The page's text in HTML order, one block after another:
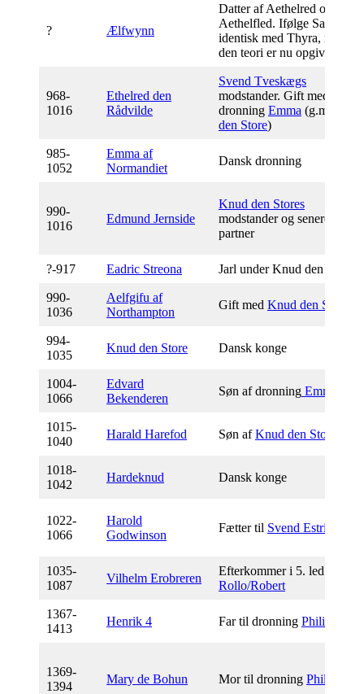
? Ælfwynn
Datter af Aethelred og
Aethelfled. Ifølge Saxo
identisk med Thyra, men
den teori er nu opgivet.
968-
1016
Ethelred den
Rådvilde
Svend Tveskægs
modstander. Gift med
dronning Emma (g.m.
den Store)
985-
1052
Emma af
Normandiet
Dansk dronning
990-
1016
Edmund Jernside
Knud den Stores
modstander og senere
partner
?-917 Eadric Streona Jarl under Knud den Store
990-
1036
Aelfgifu af
Northampton
Gift med Knud den Store
994-
1035
Knud den Store Dansk konge
1004-
1066
Edvard
Bekenderen
Søn af dronning Emma
1015-
1040
Harald Harefod Søn afKnud den Store
1018-
1042
Hardeknud Dansk konge
1022-
1066
Harold
Godwinson
Fætter til Svend Estridsen
1035-
1087
Vilhelm Erobreren
Efterkommer i 5. led af
Rollo/Robert
1367-
1413
Henrik 4 Far til dronning Philippa
1369-
1394
Mary de Bohun Mor til dronning Philippa